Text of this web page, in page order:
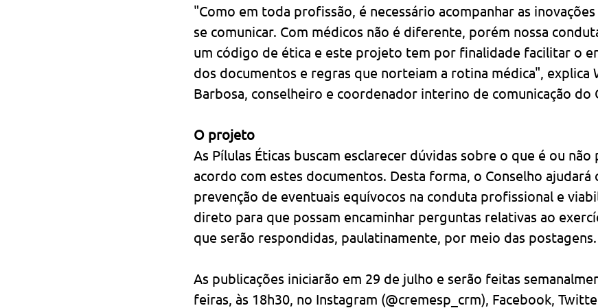
"Como em toda profissão, é necessário acompanhar as
se comunicar. Com médicos não é diferente, porém nossa
um código de ética e este projeto tem por finalidade facilitar o
dos documentos e regras que norteiam a rotina médica", explica
Barbosa, conselheiro e coordenador interino de comunicação do
O projeto
As Pílulas Éticas buscam esclarecer dúvidas sobre o que é ou
acordo com estes documentos. Desta forma, o Conselho ajudará
prevenção de eventuais equívocos na conduta profissional e
direto para que possam encaminhar perguntas relativas ao
que serão respondidas, paulatinamente, por meio das postagens.
As publicações iniciarão em 29 de julho e serão feitas
feiras, às 18h30, no Instagram (@cremesp_crm), Facebook,